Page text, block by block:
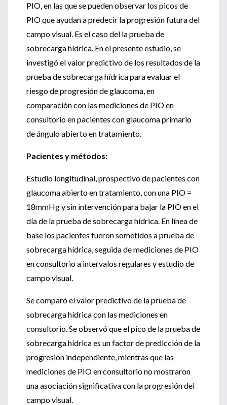
PIO, en las que se pueden observar los picos de
PIO que ayudan a predecir la progresión futura del
campo visual. Es el caso del la prueba de
sobrecarga hídrica. En el presente estudio, se
investigó el valor predictivo de los resultados de la
prueba de sobrecarga hídrica para evaluar el
riesgo de progresión de glaucoma, en
comparación con las mediciones de PIO en
consultorio en pacientes con glaucoma primario
de ángulo abierto en tratamiento.
Pacientes y métodos:
Estudio longitudinal, prospectivo de pacientes con
glaucoma abierto en tratamiento, con una PIO =
18mmHg y sin intervención para bajar la PIO en el
día de la prueba de sobrecarga hídrica. En línea de
base los pacientes fueron sometidos a prueba de
sobrecarga hídrica, seguida de mediciones de PIO
en consultorio a intervalos regulares y estudio de
campo visual.
Se comparó el valor predictivo de la prueba de
sobrecarga hídrica con las mediciones en
consultorio. Se observó que el pico de la prueba de
sobrecarga hídrica es un factor de predicción de la
progresión independiente, mientras que las
mediciones de PIO en consultorio no mostraron
una asociación significativa con la progresión del
campo visual.